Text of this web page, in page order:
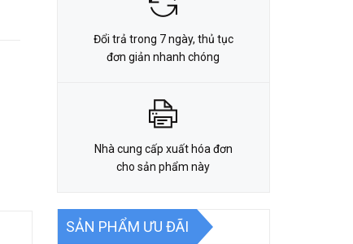
Đổi trả trong 7 ngày, thủ tục
đơn giản nhanh chóng
Nhà cung cấp xuất hóa đơn
cho sản phẩm này
SẢN PHẨM ƯU ĐÃI